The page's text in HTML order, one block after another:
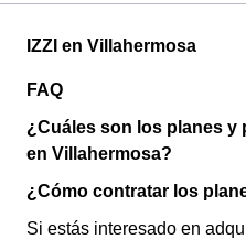
IZZI en Villahermosa
FAQ
¿Cuáles son los planes y
en Villahermosa?
¿Cómo contratar los
Si estás interesado en